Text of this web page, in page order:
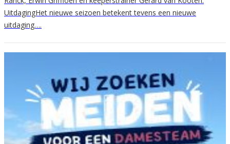
UitdagingHet nieuwe seizoen betekent tevens een nieuwe
uitdaging….